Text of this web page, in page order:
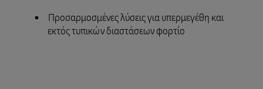
Προσαρμοσμένες λύσεις για υπερμεγέθη και
εκτός τυπικών διαστάσεων φορτίο